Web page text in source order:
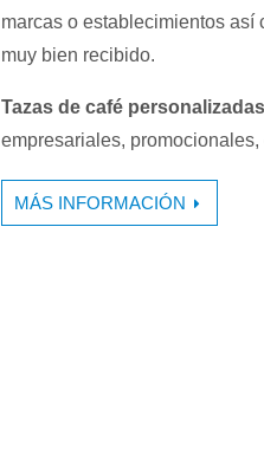
marcas o establecimientos así
muy bien recibido.
Tazas de café
empresariales, promocionales,
MÁS INFORMACIÓN